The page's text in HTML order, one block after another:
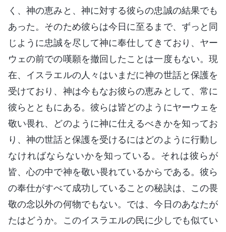
く、神の恵みと、神に対する彼らの忠誠の結果でも
あった。そのため彼らは今日に至るまで、ずっと同
じように忠誠を尽して神に奉仕してきており、ヤー
ウェの前での嘆願を撤回したことは一度もない。現
在、イスラエルの人々はいまだに神の世話と保護を
受けており、神は今もなお彼らの恵みとして、常に
彼らとともにある。彼らは皆どのようにヤーウェを
敬い畏れ、どのように神に仕えるべきかを知ってお
り、神の世話と保護を受けるにはどのように行動し
なければならないかを知っている。それは彼らが
皆、心の中で神を敬い畏れているからである。彼ら
の奉仕がすべて成功していることの秘訣は、この畏
敬の念以外の何物でもない。では、今日のあなたが
たはどうか。このイスラエルの民に少しでも似てい